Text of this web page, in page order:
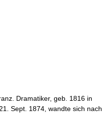
Dramatiker, geb. 1816 in
Sept. 1874, wandte sich nach